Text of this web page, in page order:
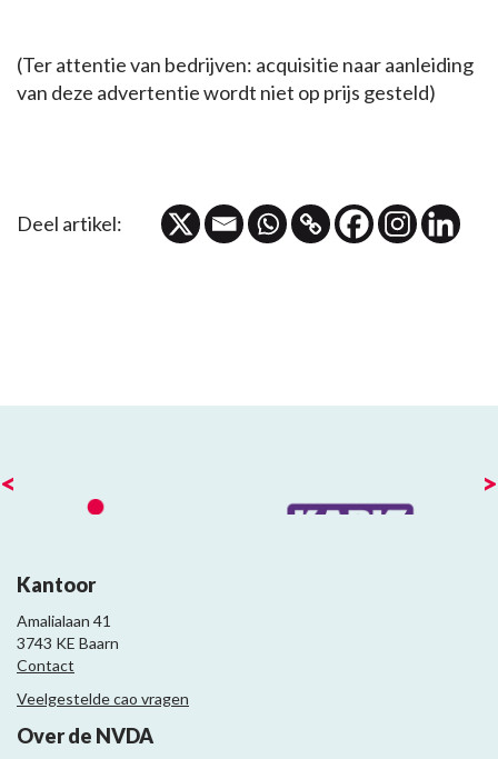
(Ter attentie van bedrijven: acquisitie naar aanleiding
van deze advertentie wordt niet op prijs gesteld)
Deel artikel:
< >
Kantoor
Amalialaan 41
3743 KE Baarn
Contact
Veelgestelde cao vragen
Over de NVDA